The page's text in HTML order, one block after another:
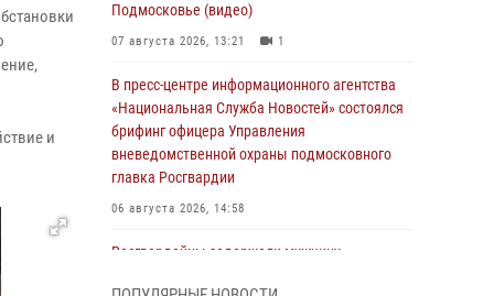
и
Подмосковье (видео)
07 августа 2026, 13:21 1
В пресс-центре информационного агентства
«Национальная Служба Новостей» состоялся
брифинг офицера Управления
вневедомственной охраны подмосковного
главка Росгвардии
06 августа 2026, 14:58
Росгвардейцы задержали мужчину,